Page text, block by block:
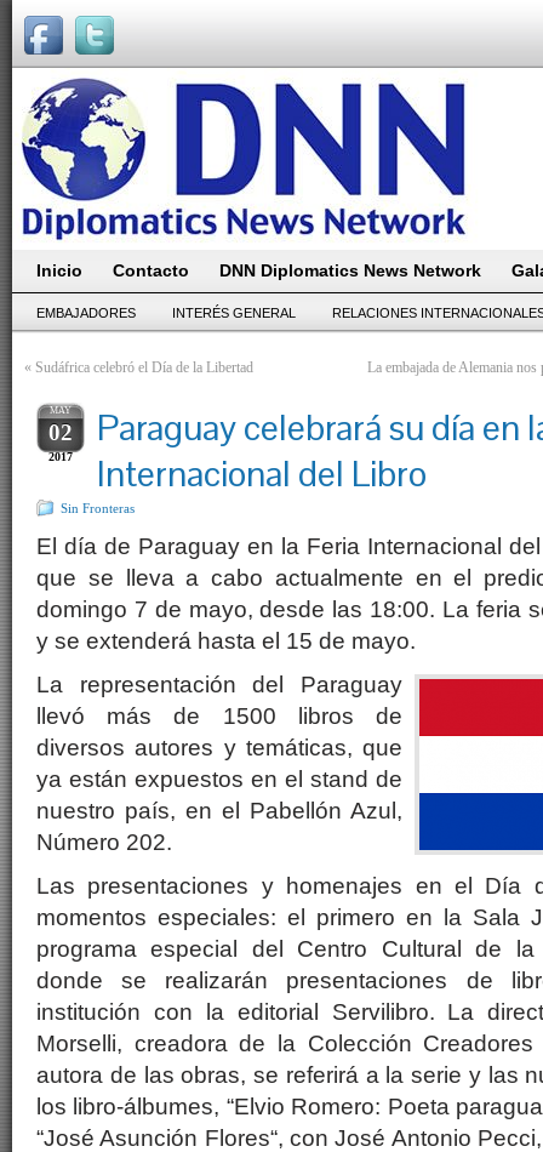
Inicio Contacto DNN Diplomatics News Network
EMBAJADORES INTERÉS GENERAL RELACIONES
« Sudáfrica celebró el Día de la Libertad La embajada de Alemania
MAY
02
2017
Paraguay celebrará su día en
Internacional del Libro
Sin Fronteras
El día de Paraguay en la Feria Internacional
que se lleva a cabo actualmente en el
domingo 7 de mayo, desde las 18:00. La feria
y se extenderá hasta el 15 de mayo.
La representación del Paraguay
llevó más de 1500 libros de
diversos autores y temáticas, que
ya están expuestos en el stand de
nuestro país, en el Pabellón Azul,
Número 202.
Las presentaciones y homenajes en el Día
momentos especiales: el primero en la Sala
programa especial del Centro Cultural de
donde se realizarán presentaciones de
institución con la editorial Servilibro. La
Morselli, creadora de la Colección
autora de las obras, se referirá a la serie y las
los libro-álbumes, “Elvio Romero: Poeta
“José Asunción Flores“, con José Antonio